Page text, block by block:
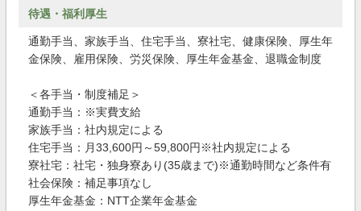
待遇・福利厚生
通勤手当、家族手当、住宅手当、寮社宅、健康保険、厚生年
金保険、雇用保険、労災保険、厚生年金基金、退職金制度
＜各手当・制度補足＞
通勤手当：※実費支給
家族手当：社内規定による
住宅手当：月33,600円～59,800円※社内規定による
寮社宅：社宅・独身寮あり(35歳まで)※通勤時間など条件有
社会保険：補足事項なし
厚生年金基金：NTT企業年金基金